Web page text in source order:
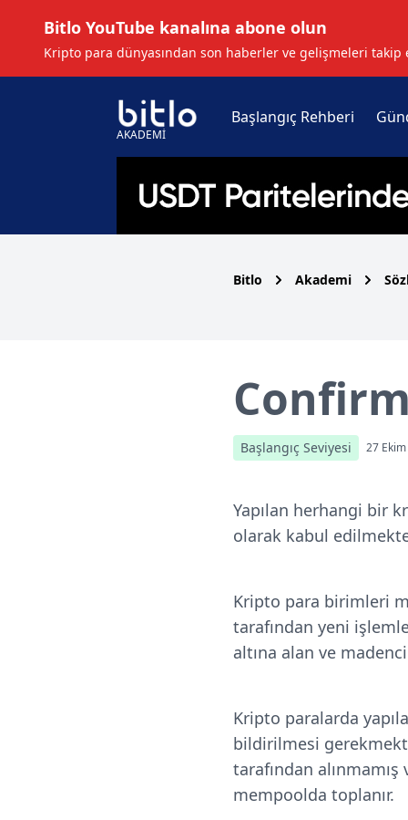
Bitlo YouTube kanalına abone olun
Kripto para dünyasından son haberler ve gelişmeleri takip
AKADEMİ
Başlangıç Rehberi
Bitlo Akademi
Başlangıç Seviyesi 27
Yapılan herhangi bir
olarak kabul
Kripto para birimleri
tarafından yeni
altına alan ve
Kripto paralarda
bildirilmesi
tarafından
mempoolda toplanır.